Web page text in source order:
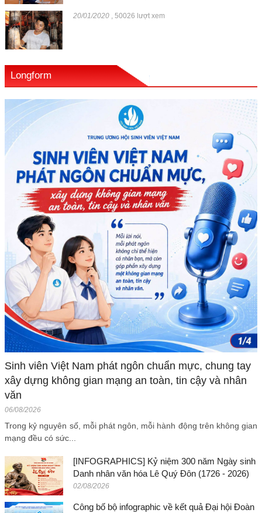
20/01/2020 , 50026 lượt xem
Longform
Sinh viên Việt Nam phát ngôn chuẩn mực, chung tay
xây dựng không gian mạng an toàn, tin cậy và nhân
văn
06/08/2026
Trong kỷ nguyên số, mỗi phát ngôn, mỗi hành động trên không gian
mạng đều có sức...
[INFOGRAPHICS] Kỷ niệm 300 năm Ngày sinh
Danh nhân văn hóa Lê Quý Đôn (1726 - 2026)
02/08/2026
Công bố bộ infographic về kết quả Đại hội Đoàn